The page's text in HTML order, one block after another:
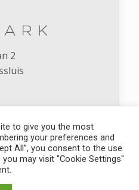
2
Maassluis
to give you the most
your preferences and
All”, you consent to the use
may visit "Cookie Settings"